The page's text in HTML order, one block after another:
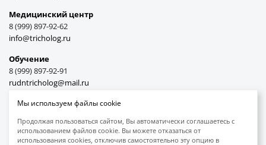
Медицинский центр
8 (999) 897-92-62
info@tricholog.ru
Обучение
8 (999) 897-92-91
rudntricholog@mail.ru
Принимаем к оплате
Мы используем файлы cookie
Продолжая пользоваться сайтом, Вы автоматически соглашаетесь с
использованием файлов cookie. Вы можете отказаться от
использования cookies, отключив самостоятельно эту опцию в